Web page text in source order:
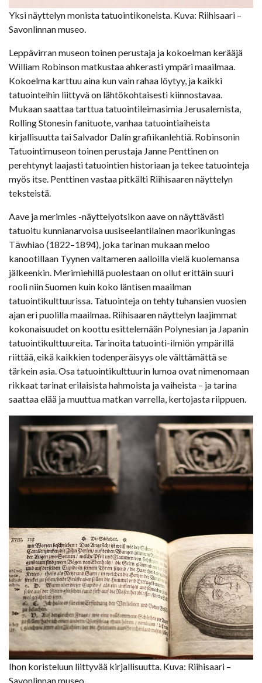
Yksi näyttelyn monista tatuointikoneista. Kuva: Riihisaari –
Savonlinnan museo.
Leppävirran museon toinen perustaja ja kokoelman kerääjä
William Robinson matkustaa ahkerasti ympäri maailmaa.
Kokoelma karttuu aina kun vain rahaa löytyy, ja kaikki
tatuointeihin liittyvä on lähtökohtaisesti kiinnostavaa.
Mukaan saattaa tarttua tatuointileimasimia Jerusalemista,
Rolling Stonesin fanituote, vanhaa tatuointiaiheista
kirjallisuutta tai Salvador Dalín grafiikanlehtiä. Robinsonin
Tatuointimuseon toinen perustaja Janne Penttinen on
perehtynyt laajasti tatuointien historiaan ja tekee tatuointeja
myös itse. Penttinen vastaa pitkälti Riihisaaren näyttelyn
teksteistä.
Aave ja merimies -näyttelyotsikon aave on näyttävästi
tatuoitu kunnianarvoisa uusiseelantilainen maorikuningas
Tāwhiao (1822–1894), joka tarinan mukaan meloo
kanootillaan Tyynen valtameren aalloilla vielä kuolemansa
jälkeenkin. Merimiehillä puolestaan on ollut erittäin suuri
rooli niin Suomen kuin koko läntisen maailman
tatuointikulttuurissa. Tatuointeja on tehty tuhansien vuosien
ajan eri puolilla maailmaa. Riihisaaren näyttelyn laajimmat
kokonaisuudet on koottu esittelemään Polynesian ja Japanin
tatuointikulttuureita. Tarinoita tatuointi-ilmiön ympärillä
riittää, eikä kaikkien todenperäisyys ole välttämättä se
tärkein asia. Osa tatuointikulttuurin lumoa ovat nimenomaan
rikkaat tarinat erilaisista hahmoista ja vaiheista – ja tarina
saattaa elää ja muuttua matkan varrella, kertojasta riippuen.
Ihon koristeluun liittyvää kirjallisuutta. Kuva: Riihisaari –
Savonlinnan museo.